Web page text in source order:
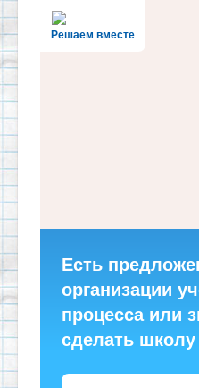
Решаем вместе
Есть
организации
процесса или
сделать